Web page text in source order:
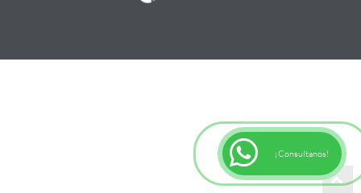
¡Consultanos!